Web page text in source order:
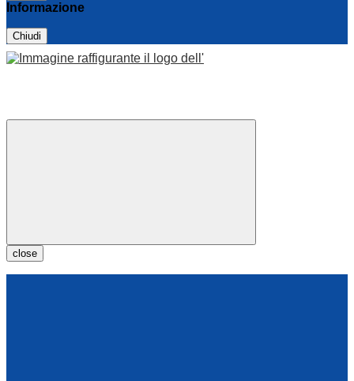
Informazione
Chiudi
close